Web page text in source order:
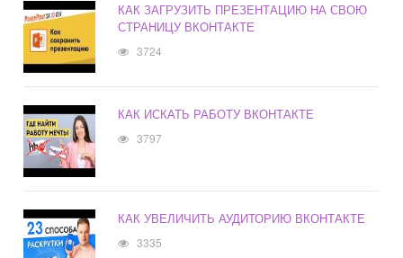
КАК ЗАГРУЗИТЬ ПРЕЗЕНТАЦИЮ НА СВОЮ
СТРАНИЦУ ВКОНТАКТЕ
3724
КАК ИСКАТЬ РАБОТУ ВКОНТАКТЕ
3797
КАК УВЕЛИЧИТЬ АУДИТОРИЮ ВКОНТАКТЕ
3335